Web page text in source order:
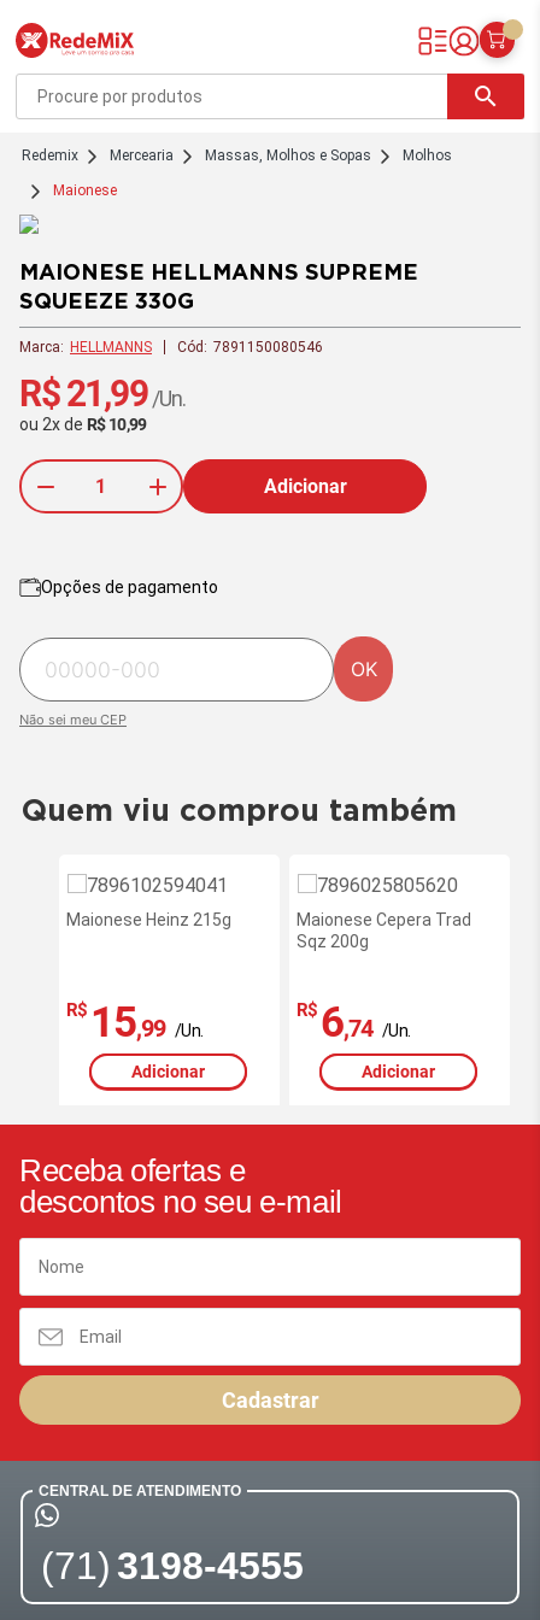
Redemix – Supermercado Online
search
redemix Mercearia Massas, Molhos e Sopas Molhos
Maionese
MAIONESE HELLMANNS SUPREME
SQUEEZE 330G
Marca: HELLMANNS Cód: 7891150080546
R$ 21,99 /Un.
ou 2xde R$ 10,99
Adicionar
Opções de pagamento
OK
Não sei meu CEP
Quem viu comprou também
Maionese Heinz 215g
R$ 15,99 /Un.
Adicionar
Maionese Cepera Trad
Sqz 200g
R$ 6,74 /Un.
Adicionar
Receba ofertas e
descontos no seu e-mail
Cadastrar
CENTRAL DE ATENDIMENTO
(71) 3198-4555